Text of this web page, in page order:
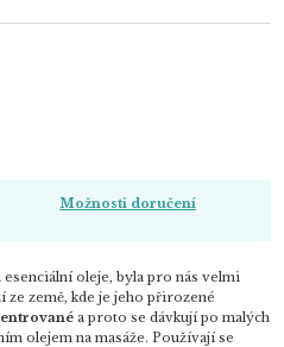
Možnosti doručení
oleje, byla pro nás velmi
ze země, kde je jeho přirozené
a proto se dávkují po malých
olejem na masáže. Používají se